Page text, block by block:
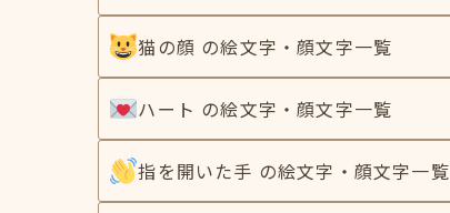
猫の顔 の絵文字・顔文字一覧
ハート の絵文字・顔文字一覧
指を開いた手 の絵文字・顔文字一覧